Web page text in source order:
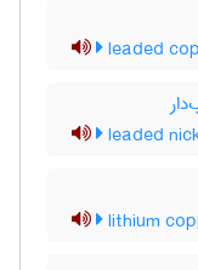
leaded
leaded
lithium